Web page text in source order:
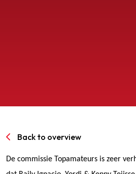
Back to overview
De commissie Topamateurs is zeer